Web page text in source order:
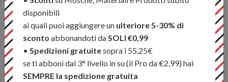
lancio di streamer voluminosi, mentre il rivestimento
scorrevole e il core in nylon multifilamento intrecciato
garantiscono controllo, sensibilità e stabilità durante tutta
la passata, anche nelle pescate più impegnative.
Caratteristiche:
disponibili
ai quali puoi aggiungere un ulteriore 5-30% di
sconto abbonandoti da SOLI €0,99
• Spedizioni gratuitesopra i 55,25€
se ti abboni dal 3° livello in su (il Pro da €2,99) hai
SEMPRE la spedizione gratuita